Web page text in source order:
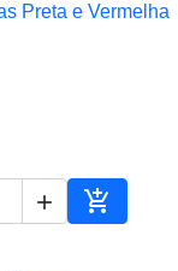
Vista rápida
Preta e Vermelha
 
Adicionar